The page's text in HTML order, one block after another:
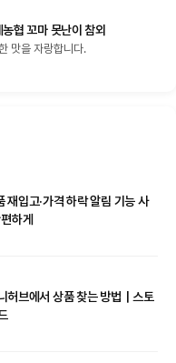
협 꼬마 못난이 참외
맛을 자랑합니다.
재입고·가격 하락 알림 기능 사
하게
허브에서 상품 찾는 방법｜스토